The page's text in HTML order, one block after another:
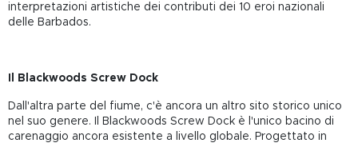
interpretazioni artistiche dei contributi dei 10 eroi nazionali
delle Barbados.
Il Blackwoods Screw Dock
Dall'altra parte del fiume, c'è ancora un altro sito storico unico
nel suo genere. Il Blackwoods Screw Dock è l'unico bacino di
carenaggio ancora esistente a livello globale. Progettato in